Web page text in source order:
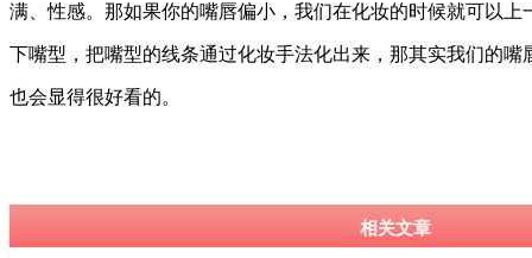
满、性感。那如果你的嘴唇偏小，我们在化妆的时候就可以上
下嘴型，把嘴型的线条通过化妆手法化出来，那其实我们的嘴
也会显得很好看的。
相关文章